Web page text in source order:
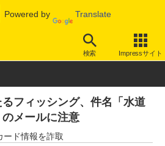
Powered by Translate
検索 Impressサイト
詐欺/フィッシング
フィッシング、件名「水道
メールに注意
ード情報を詐取